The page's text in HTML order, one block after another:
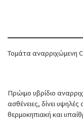
Τομάτα αναρριχώμενη
Πρώιμο υβρίδιο
ασθένειες, δίνει
θερμοκηπιακή και